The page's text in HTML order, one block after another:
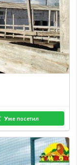
Уже посетил